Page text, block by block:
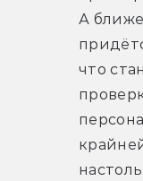
А
что